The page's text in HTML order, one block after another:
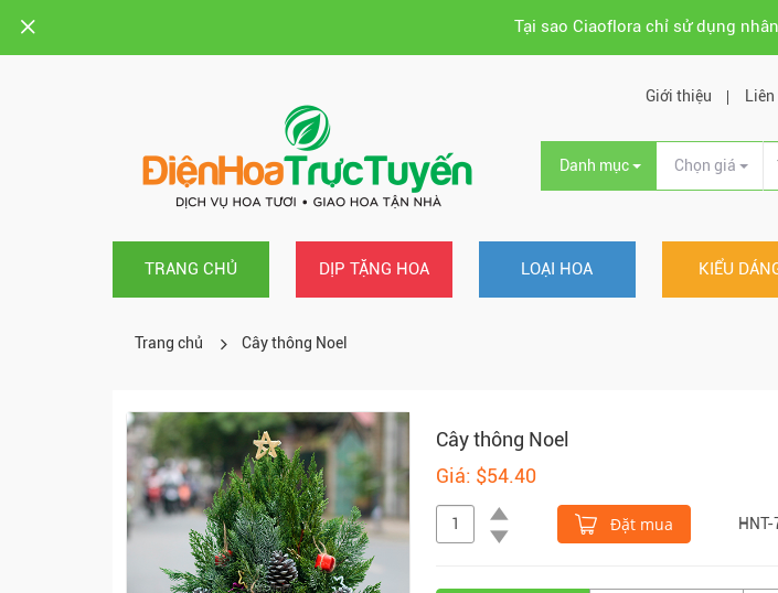
Tại sao Ciaoflora chỉ sử dụng
Giới thiệu
Danh mục Chọn giá
TRANG CHỦ DỊP TẶNG HOA LOẠI HOA KIỂU
Trang chủ Cây thông Noel
Cây thông Noel
Giá: $54.40
Đặt mua HNT-